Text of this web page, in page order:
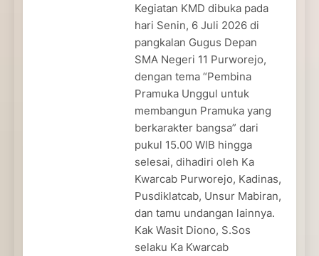
Kegiatan KMD dibuka pada
hari Senin, 6 Juli 2026 di
pangkalan Gugus Depan
SMA Negeri 11 Purworejo,
dengan tema “Pembina
Pramuka Unggul untuk
membangun Pramuka yang
berkarakter bangsa” dari
pukul 15.00 WIB hingga
selesai, dihadiri oleh Ka
Kwarcab Purworejo, Kadinas,
Pusdiklatcab, Unsur Mabiran,
dan tamu undangan lainnya.
Kak Wasit Diono, S.Sos
selaku Ka Kwarcab